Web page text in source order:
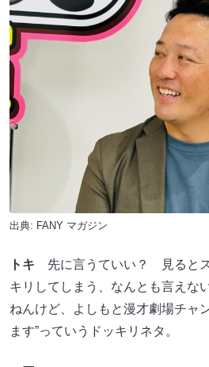
出典: FANY マガジン
トキ 先に言うていい？ 見るとス
キリしてしまう、なんとも言えな
ねんけど、よしもと漫才劇場チャ
ます”っていうドッキリネタ。